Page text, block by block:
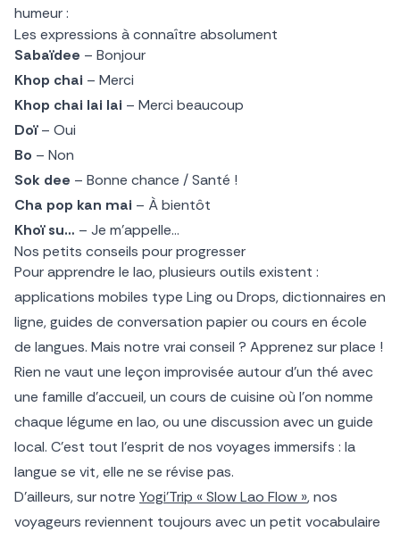
humeur :
Les expressions à connaître absolument
Sabaïdee – Bonjour
Khop chai – Merci
Khop chai lai lai – Merci beaucoup
Doï– Oui
Bo – Non
Sok dee – Bonne chance / Santé !
Cha pop kan mai – À bientôt
Khoï su… – Je m’appelle…
Nos petits conseils pour progresser
Pour apprendre le lao, plusieurs outils existent :
applications mobiles type Ling ou Drops, dictionnaires en
ligne, guides de conversation papier ou cours en école
de langues. Mais notre vrai conseil ? Apprenez sur place !
Rien ne vaut une leçon improvisée autour d’un thé avec
une famille d’accueil, un cours de cuisine où l’on nomme
chaque légume en lao, ou une discussion avec un guide
local. C’est tout l’esprit de nos voyages immersifs : la
langue se vit, elle ne se révise pas.
D’ailleurs, sur notre Yogi’Trip « Slow Lao Flow », nos
voyageurs reviennent toujours avec un petit vocabulaire